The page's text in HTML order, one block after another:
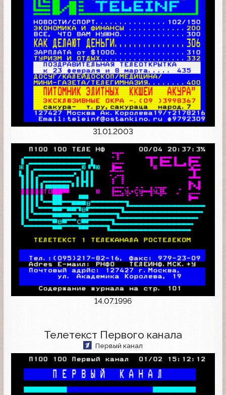
31.01.2003
14.07.1996
Телетекст Первого канала
Первый канал